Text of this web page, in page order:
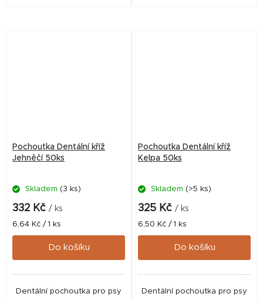
Pochoutka Dentální kříž
Jehněčí 50ks
Skladem (3 ks)
332 Kč / ks
Měrná
cena:
6,64 Kč / 1 ks
Do košíku
Dentální pochoutka pro psy
Pochoutka Dentální kříž
Kelpa 50ks
Skladem (>5 ks)
325 Kč / ks
Měrná
cena:
6,50 Kč / 1 ks
Do košíku
Dentální pochoutka pro psy